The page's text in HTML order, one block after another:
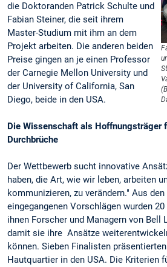
die Doktoranden Patrick Schulte und
Fabian Steiner, die seit ihrem
Master-Studium mit ihm an dem
Projekt arbeiten. Die anderen beiden
Preise gingen an je einen Professor
der Carnegie Mellon University und
der University of California, San
Diego, beide in den USA.
Die Wissenschaft als Hoffnungsträger
Durchbrüche
Der Wettbewerb sucht innovative
haben, die Art, wie wir leben, arbeiten
kommunizieren, zu verändern." Aus
eingegangenen Vorschlägen wurden
ihnen Forscher und Managern von Bell
damit sie ihre Ansätze
können. Sieben Finalisten
Hautquartier in den USA. Die Kriterien